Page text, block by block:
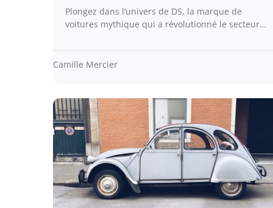
Plongez dans l’univers de DS, la marque de
voitures mythique qui a révolutionné le secteur…
Camille Mercier